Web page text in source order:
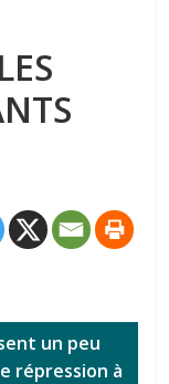
un peu
répression à